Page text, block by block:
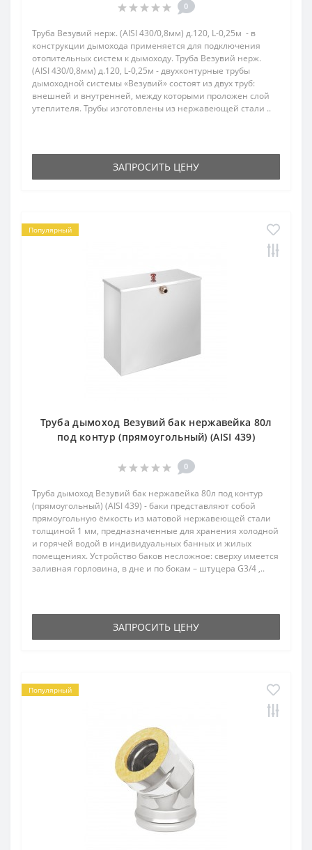
0
Труба Везувий нерж. (AISI 430/0,8мм) д.120, L-0,25м - в
конструкции дымохода применяется для подключения
отопительных систем к дымоходу. Труба Везувий нерж.
(AISI 430/0,8мм) д.120, L-0,25м - двухконтурные трубы
дымоходной системы «Везувий» состоят из двух труб:
внешней и внутренней, между которыми проложен слой
утеплителя. Трубы изготовлены из нержавеющей стали ..
ЗАПРОСИТЬ ЦЕНУ
Популярный
Труба дымоход Везувий бак нержавейка 80л
под контур (прямоугольный) (AISI 439)
0
Труба дымоход Везувий бак нержавейка 80л под контур
(прямоугольный) (AISI 439) - баки представляют собой
прямоугольную ёмкость из матовой нержавеющей стали
толщиной 1 мм, предназначенные для хранения холодной
и горячей водой в индивидуальных банных и жилых
помещениях. Устройство баков несложное: сверху имеется
заливная горловина, в дне и по бокам – штуцера G3/4 ,..
ЗАПРОСИТЬ ЦЕНУ
Популярный